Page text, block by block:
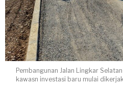
Pembangunan Jalan Lingkar
kawasn investasi baru mulai